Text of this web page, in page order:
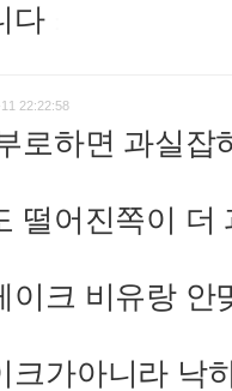
다
22:22:58
로하면 과실잡
떨어진쪽이 더
이크 비유랑 안
크가아니라 낙